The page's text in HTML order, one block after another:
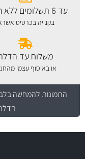
עד 6 תשלומים ללא ריבית
בקנייה בכרטיס
משלוח עד
או באיסוף עצמי
התמונות להמחשה